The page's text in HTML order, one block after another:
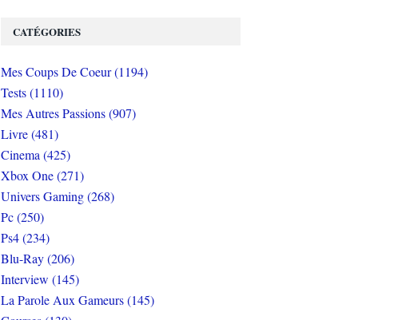
CATÉGORIES
Mes Coups De Coeur (1194)
Tests (1110)
Mes Autres Passions (907)
Livre (481)
Cinema (425)
Xbox One (271)
Univers Gaming (268)
Pc (250)
Ps4 (234)
Blu-Ray (206)
Interview (145)
La Parole Aux Gameurs (145)